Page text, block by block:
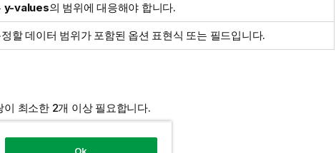
y-values의 범위에 대응해야 합니다.
할 데이터 범위가 포함된 옵션 표현식 또는 필드입니다.
최소한 2개 이상 필요합니다.
값은 NULL을 반환합니다.